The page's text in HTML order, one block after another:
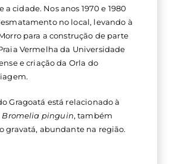
a cidade. Nos anos 1970 e 1980
no local, levando à
para a construção de parte
Vermelha da Universidade
e criação da Orla do
Gragoatá está relacionado à
Bromelia pinguin, também
gravatá, abundante na região.